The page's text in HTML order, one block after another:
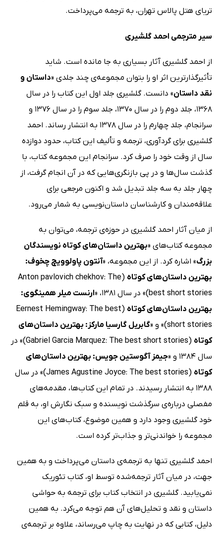
تریای هتل پالاس تهران، به ترجمه می‌پرداخت.
سیر مترجمی احمد گلشیری
از احمد گلشیری آثار بسیاری به جا مانده است. شاید
تأثیرگذارترین اثر او را بتوان مجموعه‌ی چند جلدی «داستان و
نقد داستان» دانست. گلشیری جلد اول این کتاب را در سال
1368، جلد دوم را در سال 1370، جلد سوم را در سال 1376 و
سرانجام، جلد چهارم را در سال 1378 به انتشار رساند. احمد
گلشیری برای گردآوری، ترجمه و تألیف این کتاب، حدود دوازده
سال از وقت خود را صرف کرد. سرانجام این مجموعه کتاب، با
گذشت سال‌ها و در پی بازنگری‌هایی که در آن انجام گرفت، از
چهار جلد به سه جلد تبدیل شد و اکنون مرجعی برای
علاقه‌مندان و کارشناسان داستان‌نویسی به شمار می‌رود.
از میان آثار احمد گلشیری در حوزه‌ی ترجمه، می‌توان به
مجموعه‌ کتاب‌های «بهترین داستان‌های کوتاه نویسندگان
بزرگ» اشاره کرد. از این مجموعه، «آن‍ت‍ون‌ پ‍اول‍ووی‍چ‌ چ‍خ‍وف‌:
بهترین داستان‌های کوتاه (Anton pavlovich chekhov: The
best short stories‬)» در سال 1381، «
ارن‍س‍ت‌ م‍ی‍ل‍ر ه‍م‍ی‍ن‍گ‍وی‌:
بهترین داستان‌های کوتاه
(Eernest Hemingway: The best
short stories)» و «
گابریل گارسیا مارکز: بهترین داستان‌های
کوتاه
(Gabriel Garcia Marquez: The best short stories)» در
سال 1384 و «
جیمز آگوستین جویس: بهترین داستان‌های
کوتاه
(James Agustine Joyce: The best stories)» در سال
1388 به انتشار رسیدند. در تمام این کتاب‌ها، مقدمه‌های
مفصلی درباره‌ی سرگذشت نویسنده و سبک نگارش او، به قلم
خود گلشیری وجود دارد و همین موضوع، کتاب‌های این
مجموعه را خواندنی‌تر و جذاب‌تر کرده است.
احمد گلشیری تنها به ترجمه‌ی داستان می‌پرداخت و به همین
جهت، در میان آثار ترجمه‌شده‌ توسط او، کتاب تئوریک
نمی‌یابید. گلشیری در انتخاب کتاب برای ترجمه به حواشی
داستان و نقد و تحلیل‌های آن هم توجه می‌کرد. به همین
دلیل، کتابی که در نهایت به چاپ می‌رساند، علاوه بر ترجمه‌ی